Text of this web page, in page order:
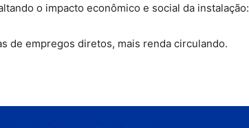
o impacto econômico e social da instalação:
de empregos diretos, mais renda circulando.